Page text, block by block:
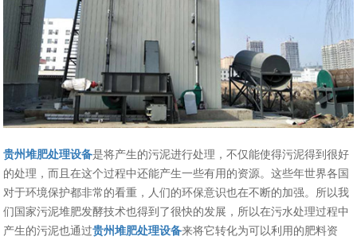
贵州堆肥处理设备是将产生的污泥进行处理，不仅能使得污泥得到很好
的处理，而且在这个过程中还能产生一些有用的资源。这些年世界各国
对于环境保护都非常的看重，人们的环保意识也在不断的加强。所以我
们国家污泥堆肥发酵技术也得到了很快的发展，所以在污水处理过程中
产生的污泥也通过贵州堆肥处理设备来将它转化为可以利用的肥料资